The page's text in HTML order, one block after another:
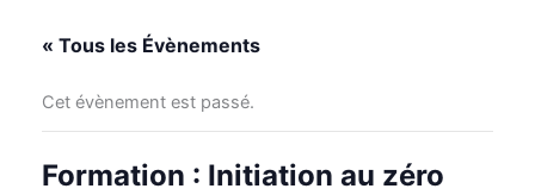
« Tous les Évènements
Cet évènement est passé.
Formation : Initiation au zéro